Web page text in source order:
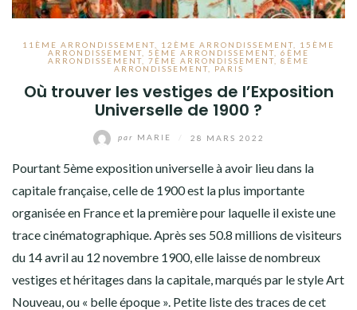
11ÈME ARRONDISSEMENT 12ÈME ARRONDISSEMENT
15ÈME
ARRONDISSEMENT
5ÈME ARRONDISSEMENT
6ÈME
ARRONDISSEMENT
7ÈME ARRONDISSEMENT
8ÈME
ARRONDISSEMENT, PARIS
Où trouver les vestiges de l’Exposition
Universelle de 1900 ?
par MARIE 28 MARS 2022
Pourtant 5ème exposition universelle à avoir lieu dans la
capitale française, celle de 1900 est la plus importante
organisée en France et la première pour laquelle il existe une
trace cinématographique. Après ses 50.8 millions de visiteurs
du 14 avril au 12 novembre 1900, elle laisse de nombreux
vestiges et héritages dans la capitale, marqués par le style Art
Nouveau, ou « belle époque ». Petite liste des traces de cet